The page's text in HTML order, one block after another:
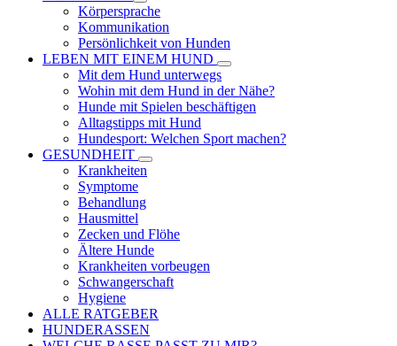
Körpersprache
Kommunikation
Persönlichkeit von Hunden
LEBEN MIT EINEM HUND
Mit dem Hund unterwegs
Wohin mit dem Hund in der Nähe?
Hunde mit Spielen beschäftigen
Alltagstipps mit Hund
Hundesport: Welchen Sport machen?
GESUNDHEIT
Krankheiten
Symptome
Behandlung
Hausmittel
Zecken und Flöhe
Ältere Hunde
Krankheiten vorbeugen
Schwangerschaft
Hygiene
ALLE RATGEBER
HUNDERASSEN